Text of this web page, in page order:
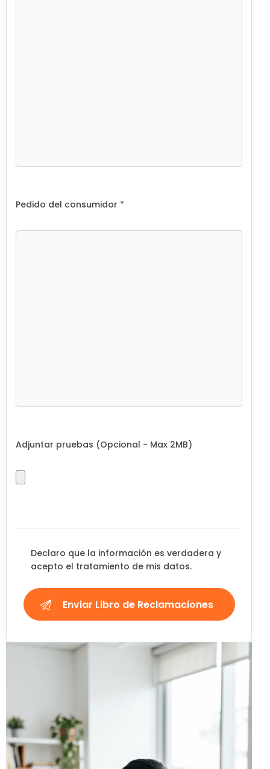
Pedido del consumidor *
Adjuntar pruebas (Opcional - Max 2MB)
Declaro que la información es verdadera y
acepto el tratamiento de mis datos.